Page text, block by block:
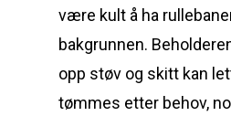
være kult å ha
bakgrunnen.
opp støv og skitt kan
tømmes etter behov,